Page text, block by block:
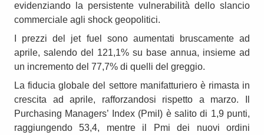
evidenziando la persistente vulnerabilità dello slancio
commerciale agli shock geopolitici.
I prezzi del jet fuel sono aumentati bruscamente ad
aprile, salendo del 121,1% su base annua, insieme ad
un incremento del 77,7% di quelli del greggio.
La fiducia globale del settore manifatturiero è rimasta in
crescita ad aprile, rafforzandosi rispetto a marzo. Il
Purchasing Managers’ Index (PmiI) è salito di 1,9 punti,
raggiungendo 53,4, mentre il Pmi dei nuovi ordini